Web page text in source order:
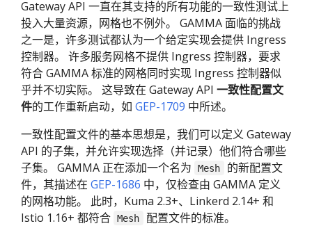
Gateway API 一直在其支持的所有功能的一致性测试上
投入大量资源，网格也不例外。 GAMMA 面临的挑战
之一是，许多测试都认为一个给定实现会提供 Ingress
控制器。 许多服务网格不提供 Ingress 控制器，要求
符合 GAMMA 标准的网格同时实现 Ingress 控制器似
乎并不切实际。 这导致在 Gateway API 一致性配置文
件的工作重新启动，如 GEP-1709 中所述。
一致性配置文件的基本思想是，我们可以定义 Gateway
API 的子集，并允许实现选择（并记录）他们符合哪些
子集。 GAMMA 正在添加一个名为
Mesh
的新配置文
件，其描述在 GEP-1686 中，仅检查由 GAMMA 定义
的网格功能。 此时，Kuma 2.3+、Linkerd 2.14+ 和
Istio 1.16+ 都符合 Mesh 配置文件的标准。